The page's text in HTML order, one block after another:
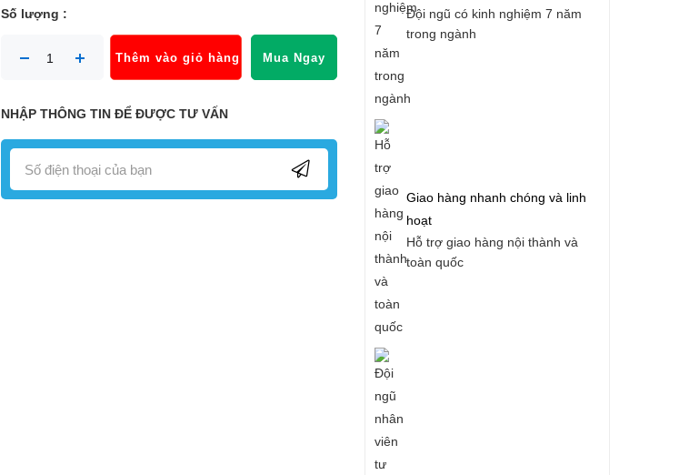
Số lượng :
Thêm vào giỏ hàng Mua Ngay
NHẬP THÔNG TIN ĐỂ ĐƯỢC TƯ VẤN
Đội ngũ có kinh nghiệm 7 năm
trong ngành
Giao hàng nhanh chóng và linh
hoạt
Hỗ trợ giao hàng nội thành và
toàn quốc